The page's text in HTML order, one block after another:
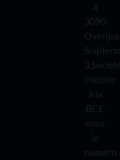
à
3090
inscrite
à la
BCE
sous
le
numéro